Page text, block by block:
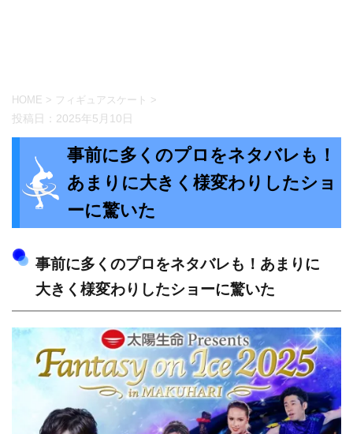
HOME > フィギュアスケート >
投稿日： 2025年5月10日
事前に多くのプロをネタバレも！
あまりに大きく様変わりしたショ
ーに驚いた
事前に多くのプロをネタバレも！あまりに
大きく様変わりしたショーに驚いた